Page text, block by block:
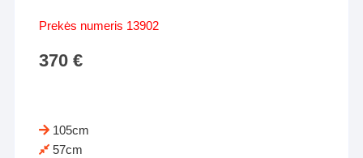
Prekės numeris 13902
370€
105cm
57cm